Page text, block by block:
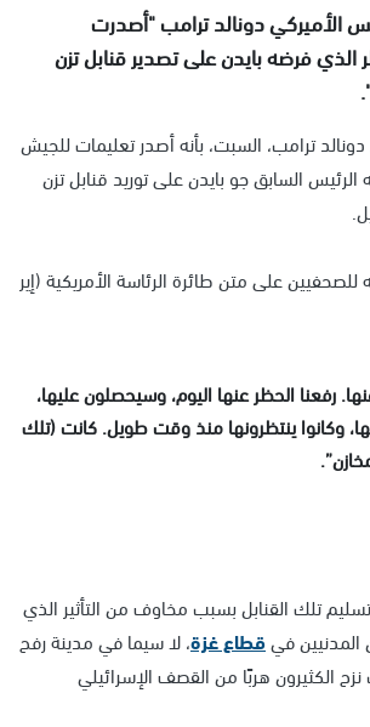
الأميركي دونالد ترامب "أصدرت
الذي فرضه بايدن على تصدير قنابل تزن
ترامب، السبت، بأنه أصدر تعليمات للجيش
السابق جو بايدن على توريد قنابل تزن
على متن طائرة الرئاسة الأمريكية (إير
رفعنا الحظر عنها اليوم، وسيحصلون عليها،
وكانوا ينتظرونها منذ وقت طويل. كانت (تلك
تلك القنابل بسبب مخاوف من التأثير الذي
فيقطاع غزة، لا سيما في مدينة رفح
الكثيرون هربًا من القصف الإسرائيلي